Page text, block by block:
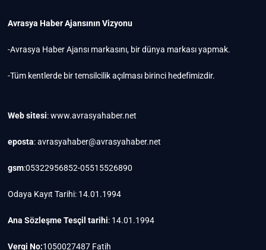
Avrasya Haber Ajansının Vizyonu
-Avrasya Haber Ajansı markasını, bir dünya markası yapmak.
-Tüm kentlerde bir temsilcilik açılması birinci hedefimizdir.
Web sitesi: www.avrasyahaber.net
eposta: avrasyahaber@avrasyahaber.net
gsm:05322956852-05515526890
Odaya Kayıt Tarihi: 14.01.1994
Ana Sözleşme Tesçil tarihi: 14.01.1994
Vergi No:1050027487 Fatih